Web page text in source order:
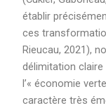
établir
ces
Rieucau, 2021),
délimitation claire
l’« économie
caractère très